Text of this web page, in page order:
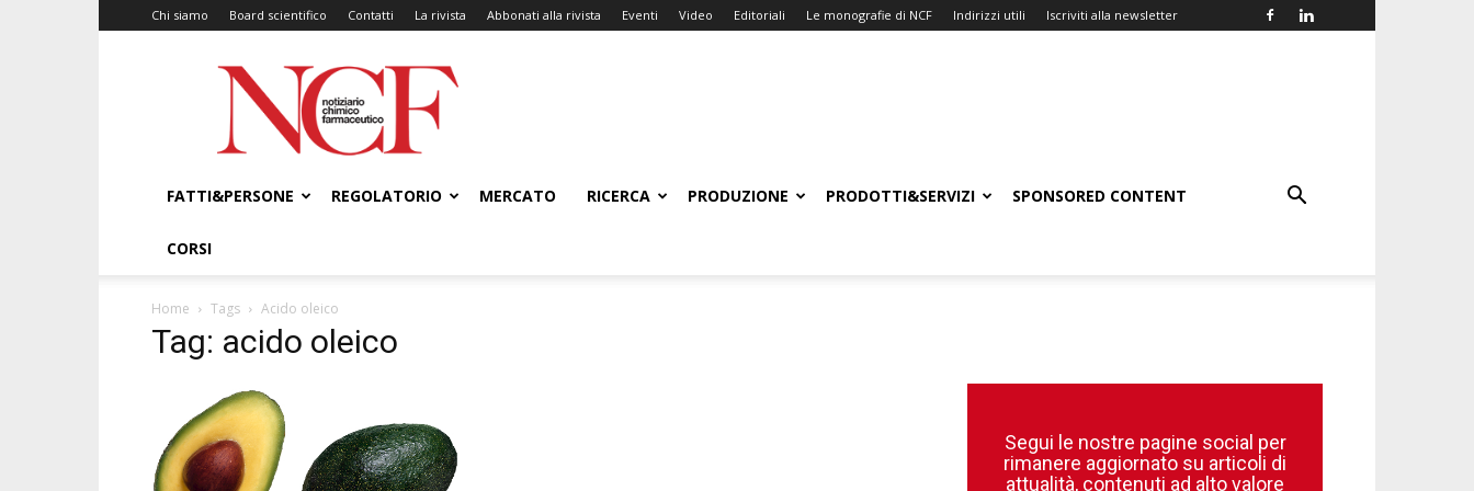
Chi siamo Board scientifico Contatti La rivista Abbonati alla rivista Eventi Video Editoriali Le monografie di NCF Indirizzi utili Iscriviti alla newsletter
NCF
–
Notiziario
Chimico
FATTI&PERSONE
REGOLATORIO MERCATO RICERCA PRODUZIONE PRODOTTI&SERVIZI SPONSORED CONTENT
CORSI
Home Tags Acido oleico
Tag: acido oleico
Segui le nostre pagine social per
rimanere aggiornato su articoli di
attualità, contenuti ad alto valore